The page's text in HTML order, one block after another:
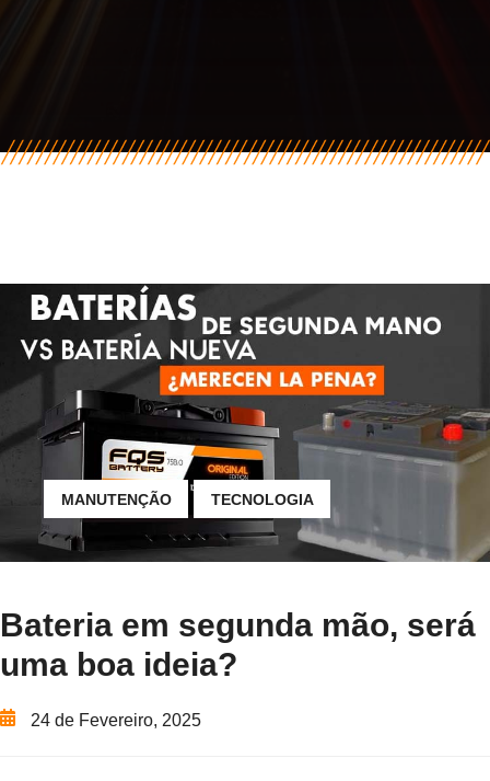
MANUTENÇÃO TECNOLOGIA
Bateria em segunda mão, será
uma boa ideia?
24 de Fevereiro, 2025